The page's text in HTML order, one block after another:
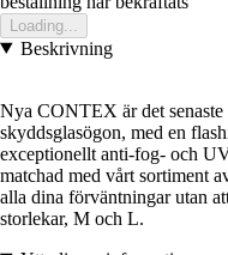
Loading...
Beskrivning
Nya CONTEX är det
skyddsglasögon, med en
exceptionellt anti-fog- och
matchad med vårt sortiment
alla dina förväntningar utan
storlekar, M och L.